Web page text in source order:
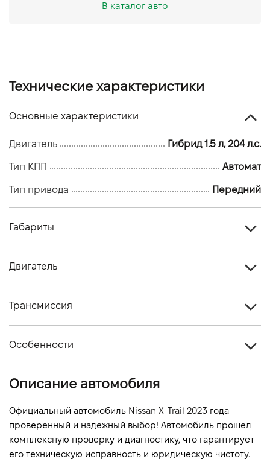
В каталог авто
Технические характеристики
Основные характеристики
Двигатель Гибрид 1.5 л, 204 л.с.
Тип КПП Автомат
Тип привода Передний
Габариты
Количество мест, шт
Двигатель
Объем двигателя (см.куб.)
Расход топлива, л/100 км (смешанный)
Выбросы CO2, г/км (смешанный)
Динамика разгона 0-100 км/ч
Трансмиссия
Особенности
Описание автомобиля
Официальный автомобиль Nissan X-Trail 2023 года —
проверенный и надежный выбор! Автомобиль прошел
комплексную проверку и диагностику, что гарантирует
его техническую исправность и юридическую чистоту.